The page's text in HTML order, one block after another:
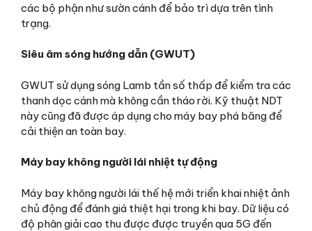
các bộ phận như sườn cánh để bảo trì dựa trên tình
trạng.
Siêu âm sóng hướng dẫn (GWUT)
GWUT sử dụng sóng Lamb tần số thấp để kiểm tra các
thanh dọc cánh mà không cần tháo rời. Kỹ thuật NDT
này cũng đã được áp dụng cho máy bay phá băng để
cải thiện an toàn bay.
Máy bay không người lái nhiệt tự động
Máy bay không người lái thế hệ mới triển khai nhiệt ảnh
chủ động để đánh giá thiệt hại trong khi bay. Dữ liệu có
độ phân giải cao thu được được truyền qua 5G đến